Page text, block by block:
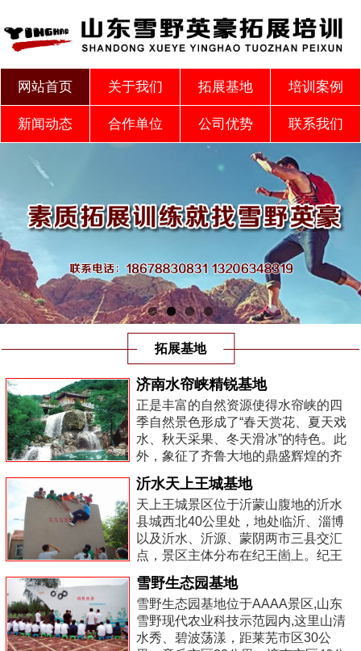
网站首页 关于我们 拓展基地 培训案例
新闻动态 合作单位 公司优势 联系我们
拓展基地
济南水帘峡精锐基地
正是丰富的自然资源使得水帘峡的四
季自然景色形成了“春天赏花、夏天戏
水、秋天采果、冬天滑冰”的特色。此
外，象征了齐鲁大地的鼎盛辉煌的齐
长城遗址和贯穿诸泉、剑柏的秦王李
世民系列传说，使得景区的人文气息
更加...
沂水天上王城基地
天上王城景区位于沂蒙山腹地的沂水
县城西北40公里处，地处临沂、淄博
以及沂水、沂源、蒙阴两市三县交汇
点，景区主体分布在纪王崮上。纪王
崮海拔577.2米，顶部阔大，面积约4
平方公里，南北长数公里，是沂蒙七
十二崮中...
雪野生态园基地
雪野生态园基地位于AAAA景区,山东
雪野现代农业科技示范园内,这里山清
水秀、碧波荡漾，距莱芜市区30公